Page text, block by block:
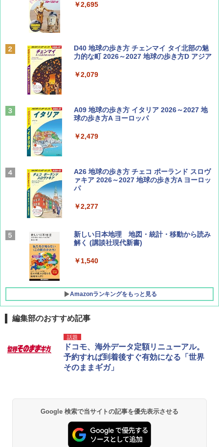
ディズニーファン ２０２６年 ９月号 [雑
誌] (ＤＩＳＮＥＹ ＦＡＮ)
￥713
山と溪谷 2026年8月号「南アルプス大全」
Coyote No.89 特集 星野道夫 夢見る旅
￥1,540
AIRLINE（エアライン）2026年9月号【特
集】ボーイング110周年を祝して！
￥1,760
￥2,695
D40 地球の歩き方 チェンマイ タイ北部の魅
力的な町 2026～2027 地球の歩き方D アジア
￥2,079
A09 地球の歩き方 イタリア 2026～2027 地
球の歩き方A ヨーロッパ
￥2,479
A26 地球の歩き方 チェコ ポーランド スロヴ
ァキア 2026～2027 地球の歩き方A ヨーロッ
パ
￥2,277
新しい日本地理 地図・統計・移動から読み
解く (講談社現代新書)
￥1,540
Amazonランキングをもっと見る
[キャンパーズコレクション 山善] ポップアッ
プテント 傘みたいに広げて畳める パッとサ
ッとサンシェード キューブ フルクローズ メ
ッシュ 簡単設置 ワンタッチテント キャンプ
&ハイキング カーキ PATC-150(KH)
PYKES PEAK (パイクスピーク) 着替えテン
ト プライバシー テント 【中が透けない】 1
人用 折りたたみ 防災グッズ 災害用トイレ ビ
ーチ ピクニック ポップアップテント 携帯 簡
GRANDOOR ステンレス保冷剤 2個セット 2
026リニューアル 急速冷凍 空間倍増 衛生的
コンパクト 保冷力長持ち
￥2,980
DEWEL パラソル 大型 ビーチ アウトドアパ
防水 UVカット 4段階高さ調整 軽量 収納袋付
き
￥6,459
編集部のおすすめ記事
話題
ドコモ、海外データ定額リニューアル。
予約すれば到着後すぐ有効になる「世界
そのままギガ」
Google 検索で当サイトの記事を優先表示させる